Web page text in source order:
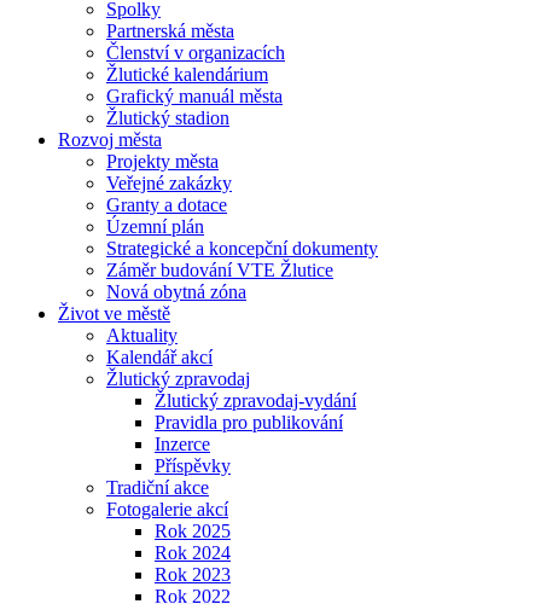
Spolky
Partnerská města
Členství v organizacích
Žlutické kalendárium
Grafický manuál města
Žlutický stadion
Rozvoj města
Projekty města
Veřejné zakázky
Granty a dotace
Územní plán
Strategické a koncepční dokumenty
Záměr budování VTE Žlutice
Nová obytná zóna
Život ve městě
Aktuality
Kalendář akcí
Žlutický zpravodaj
Žlutický zpravodaj-vydání
Pravidla pro publikování
Inzerce
Příspěvky
Tradiční akce
Fotogalerie akcí
Rok 2025
Rok 2024
Rok 2023
Rok 2022